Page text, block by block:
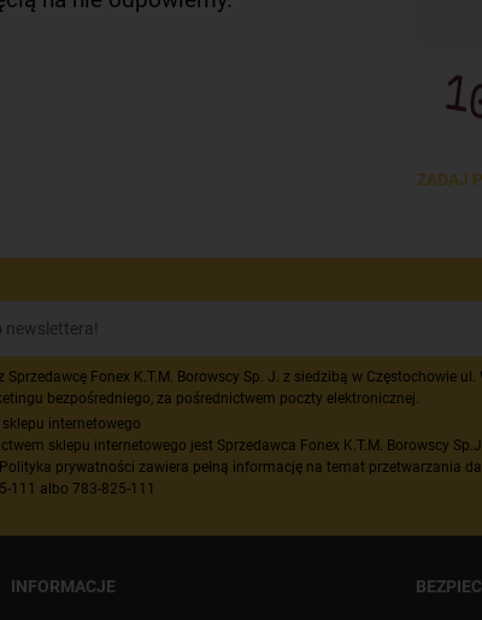
ZADAJ
Fonex K.T.M. Borowscy Sp. J. z siedzibą w
bezpośredniego, za pośrednictwem poczty elektronicznej.
sklepu internetowego
sklepu internetowego jest Sprzedawca Fonex K.T.M. Borowscy
prywatności zawiera pełną informację na temat przetwarzania
111 albo 783-825-111
INFORMACJE